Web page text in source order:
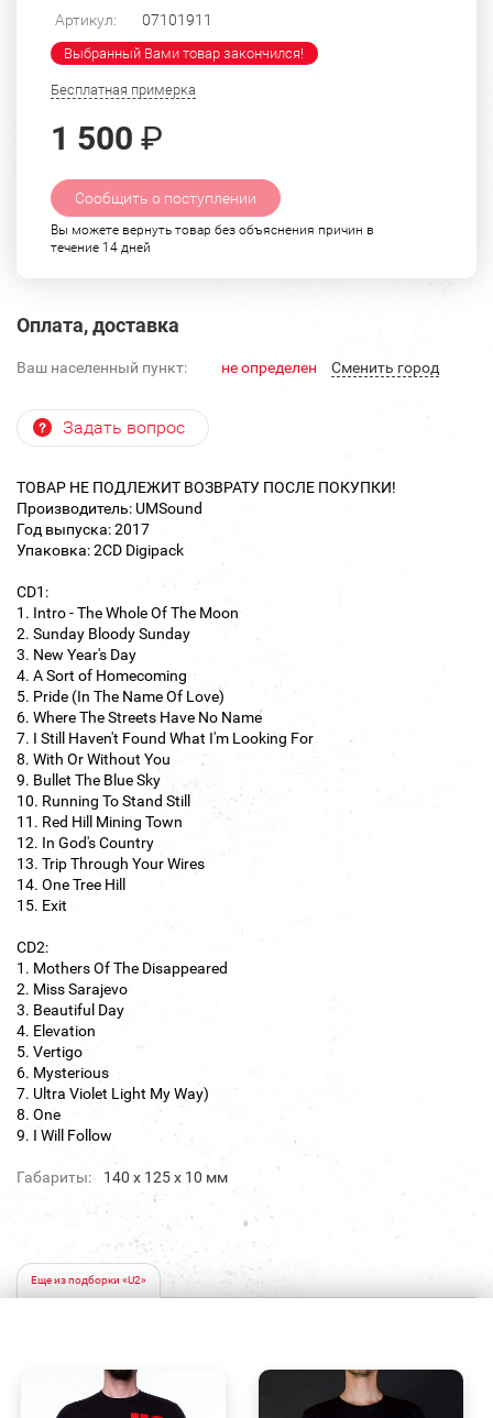
Артикул: 07101911
Выбранный Вами товар закончился!
Бесплатная примерка
1 500 ₽
Сообщить о поступлении
Вы можете вернуть товар без объяснения причин в
течение 14 дней
Оплата, доставка
Ваш населенный пункт: не определен Cменить город
Задать вопрос
ТОВАР НЕ ПОДЛЕЖИТ ВОЗВРАТУ ПОСЛЕ ПОКУПКИ!
Производитель: UMSound
Год выпуска: 2017
Упаковка: 2CD Digipack
CD1:
1. Intro - The Whole Of The Moon
2. Sunday Bloody Sunday
3. New Year's Day
4. A Sort of Homecoming
5. Pride (In The Name Of Love)
6. Where The Streets Have No Name
7. I Still Haven't Found What I'm Looking For
8. With Or Without You
9. Bullet The Blue Sky
10. Running To Stand Still
11. Red Hill Mining Town
12. In God's Country
13. Trip Through Your Wires
14. One Tree Hill
15. Exit
CD2:
1. Mothers Of The Disappeared
2. Miss Sarajevo
3. Beautiful Day
4. Elevation
5. Vertigo
6. Mysterious
7. Ultra Violet Light My Way)
8. One
9. I Will Follow
Габариты: 140 х 125 х 10 мм
Еще из подборки «U2»